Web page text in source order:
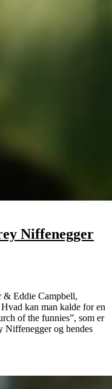
Niffenegger
& Eddie Campbell,
kan man kalde for en
of the funnies”, som er
Niffenegger og hendes